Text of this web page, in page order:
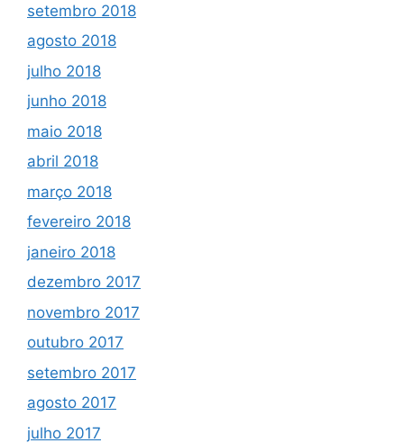
setembro 2018
agosto 2018
julho 2018
junho 2018
maio 2018
abril 2018
março 2018
fevereiro 2018
janeiro 2018
dezembro 2017
novembro 2017
outubro 2017
setembro 2017
agosto 2017
julho 2017